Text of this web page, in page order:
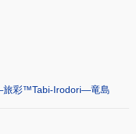
旅彩™Tabi-Irodori―竜島